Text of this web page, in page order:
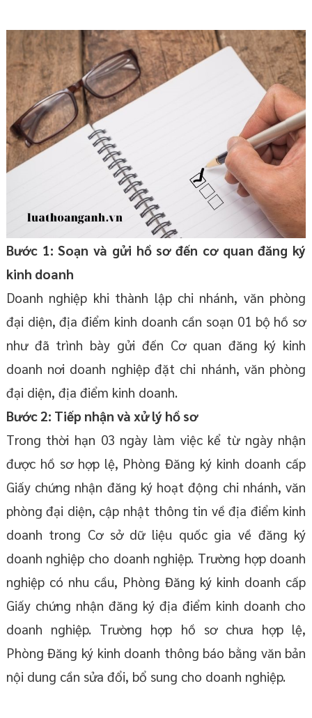
Bước 1: Soạn và gửi hồ sơ đến cơ quan đăng ký
kinh doanh
Doanh nghiệp khi thành lập chi nhánh, văn phòng
đại diện, địa điểm kinh doanh cần soạn 01 bộ hồ sơ
như đã trình bày gửi đến Cơ quan đăng ký kinh
doanh nơi doanh nghiệp đặt chi nhánh, văn phòng
đại diện, địa điểm kinh doanh.
Bước 2: Tiếp nhận và xử lý hồ sơ
Trong thời hạn 03 ngày làm việc kể từ ngày nhận
được hồ sơ hợp lệ, Phòng Đăng ký kinh doanh cấp
Giấy chứng nhận đăng ký hoạt động chi nhánh, văn
phòng đại diện, cập nhật thông tin về địa điểm kinh
doanh trong Cơ sở dữ liệu quốc gia về đăng ký
doanh nghiệp cho doanh nghiệp. Trường hợp doanh
nghiệp có nhu cầu, Phòng Đăng ký kinh doanh cấp
Giấy chứng nhận đăng ký địa điểm kinh doanh cho
doanh nghiệp. Trường hợp hồ sơ chưa hợp lệ,
Phòng Đăng ký kinh doanh thông báo bằng văn bản
nội dung cần sửa đổi, bổ sung cho doanh nghiệp.